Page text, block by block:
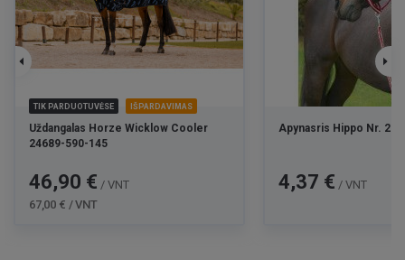
TIK PARDUOTUVĖSE IŠPARDAVIMAS
Uždangalas Horze Wicklow Cooler
24689-590-145
Kaina
46,90 € / VNT
67,00 € / VNT
Apynasris Hippo Nr. 2
Kaina
4,37 € / VNT